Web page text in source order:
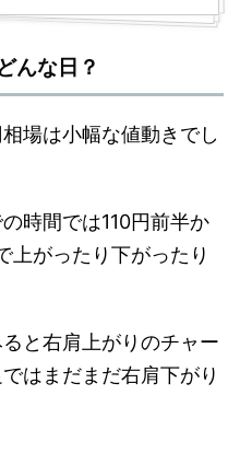
んな日？
場は小幅な値動きでし
時間では110円前半か
上がったり下がったり
と右肩上がりのチャー
はまだまだ右肩下がり